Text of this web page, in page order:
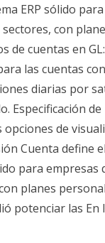
ERP sólido
con
de cuentas en
las cuentas
diarias por
Especificación
de
Cuenta define
para
planes
potenciar las